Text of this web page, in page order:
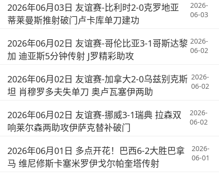
2026年06月03日 友谊赛-比利时2-0克罗地亚
蒂莱曼斯推射破门卢卡库单刀建功
2026-
06-03
2026年06月02日 友谊赛-哥伦比亚3-1哥斯达黎
加 迪亚斯5分钟传射 J罗精彩助攻
2026-
06-02
2026年06月02日 友谊赛-加拿大2-0乌兹别克斯
坦 肖穆罗多夫失单刀 奥卢瓦塞伊两助
2026-
06-02
2026年06月02日 友谊赛-挪威3-1瑞典 拉森双
响莱尔森两助攻伊萨克替补破门
2026-
06-02
2026年06月01日 多点开花！巴西6-2大胜巴拿
马 维尼修斯卡塞米罗伊戈尔帕奎塔传射
2026-
06-01